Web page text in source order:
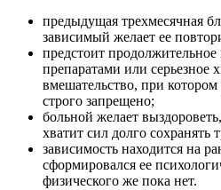
предыдущая трехмесячная
зависимый желает ее
предстоит продолжительное
препаратами или серьезное
вмешательство, при котором
строго запрещено;
больной желает
хватит сил долго сохранять
зависимость находится на
сформировался ее
физического же пока нет.